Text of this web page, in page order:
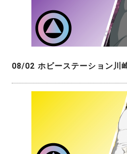
08/02 ホビーステーション川